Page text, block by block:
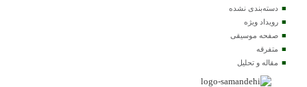
دسته‌بندی نشده
رویداد ویژه
صفحه موسیقی
متفرقه
مقاله و تحلیل